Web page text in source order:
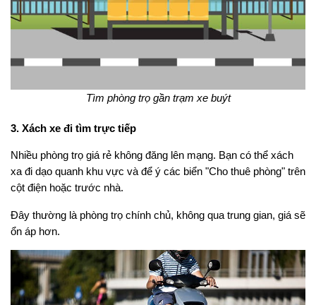
Tìm phòng trọ gần trạm xe buýt
3. Xách xe đi tìm trực tiếp
Nhiều phòng trọ giá rẻ không đăng lên mạng. Bạn có thể xách
xa đi dạo quanh khu vực và để ý các biển "Cho thuê phòng" trên
cột điện hoặc trước nhà.
Đây thường là phòng trọ chính chủ, không qua trung gian, giá sẽ
ổn áp hơn.